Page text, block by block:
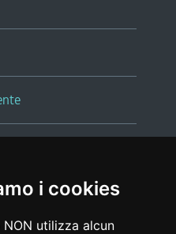
i cookies
utilizza alcun